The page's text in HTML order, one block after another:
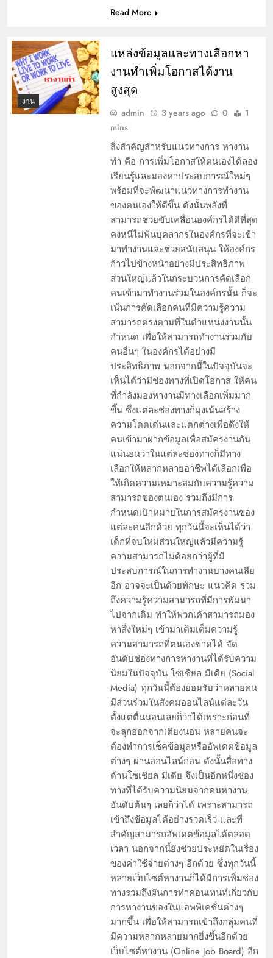
Read More
งาน
แหล่งข้อมูลและทางเลือกหา
งานทำเพิ่มโอกาสได้งาน
สูงสุด
admin 3 years ago 0
1
mins
สิ่งสำคัญสำหรับแนวทางการ หางาน
ทำ คือ การเพิ่มโอกาสให้ตนเองได้ลอง
เรียนรู้และมองหาประสบการณ์ใหม่ๆ
พร้อมที่จะพัฒนาแนวทางการทำงาน
ของตนเองให้ดีขึ้น ดังนั้นพลังที่
สามารถช่วยขับเคลื่อนองค์กรได้ดีที่สุด
คงหนีไม่พ้นบุคลากรในองค์กรที่จะเข้า
มาทำงานและช่วยสนับสนุน ให้องค์กร
ก้าวไปข้างหน้าอย่างมีประสิทธิภาพ
ส่วนใหญ่แล้วในกระบวนการคัดเลือก
คนเข้ามาทำงานร่วมในองค์กรนั้น ก็จะ
เน้นการคัดเลือกคนที่มีความรู้ความ
สามารถตรงตามที่ในตำแหน่งงานนั้น
กำหนด เพื่อให้สามารถทำงานร่วมกับ
คนอื่นๆ ในองค์กรได้อย่างมี
ประสิทธิภาพ นอกจากนี้ในปัจจุบันจะ
เห็นได้ว่ามีช่องทางที่เปิดโอกาส ให้คน
ที่กำลังมองหางานมีทางเลือกเพิ่มมาก
ขึ้น ซึ่งแต่ละช่องทางก็มุ่งเน้นสร้าง
ความโดดเด่นและแตกต่างเพื่อดึงให้
คนเข้ามาฝากข้อมูลเพื่อสมัครงานกัน
แน่นอนว่าในแต่ละช่องทางก็มีทาง
เลือกให้หลากหลายอาชีพได้เลือกเพื่อ
ให้เกิดความเหมาะสมกับความรู้ความ
สามารถของตนเอง รวมถึงมีการ
กำหนดเป้าหมายในการสมัครงานของ
แต่ละคนอีกด้วย ทุกวันนี้จะเห็นได้ว่า
เด็กที่จบใหม่ส่วนใหญ่แล้วมีความรู้
ความสามารถไม่ด้อยกว่าผู้ที่มี
ประสบการณ์ในการทำงานบางคนเสีย
อีก อาจจะเป็นด้วยทักษะ แนวคิด รวม
ถึงความรู้ความสามารถที่มีการพัมนา
ไปจากเดิม ทำให้พวกเค้าสามารถมอง
หาสิ่งใหม่ๆ เข้ามาเติมเต็มความรู้
ความสามารถที่ตนเองขาดได้ จัด
อันดับช่องทางการหางานที่ได้รับความ
นิยมในปัจจุบัน โซเชียล มีเดีย (Social
Media) ทุกวันนี้ต้องยอมรับว่าหลายคน
มีส่วนร่วมในสังคมออนไลน์แต่ละวัน
ตั้งแต่ตื่นนอนเลยก็ว่าได้เพราะก่อนที่
จะลุกออกจากเตียงนอน หลายคนจะ
ต้องทำการเช็คข้อมูลหรืออัพเดตข้อมูล
ต่างๆ ผ่านออนไลน์ก่อน ดังนั้นสื่อทาง
ด้านโซเชียล มีเดีย จึงเป็นอีกหนึ่งช่อง
ทางที่ได้รับความนิยมจากคนหางาน
อันดับต้นๆ เลยก็ว่าได้ เพราะสามารถ
เข้าถึงข้อมูลได้อย่างรวดเร็ว และที่
สำคัญสามารถอัพเดตข้อมูลได้ตลอด
เวลา นอกจากนี้ยังช่วยประหยัดในเรื่อง
ของค่าใช้จ่ายต่างๆ อีกด้วย ซึ่งทุกวันนี้
หลายเว็บไซต์หางานก็ได้มีการเพิ่มช่อง
ทางรวมถึงผันการทำคอนเทนท์เกี่ยวกับ
การหางานของในแอพพิเคชั่นต่างๆ
มากขึ้น เพื่อให้สามารถเข้าถึงกลุ่มคนที่
มีความหลากหลายมากยิ่งขึ้นอีกด้วย
เว็บไซต์หางาน (Online Job Board) อีก